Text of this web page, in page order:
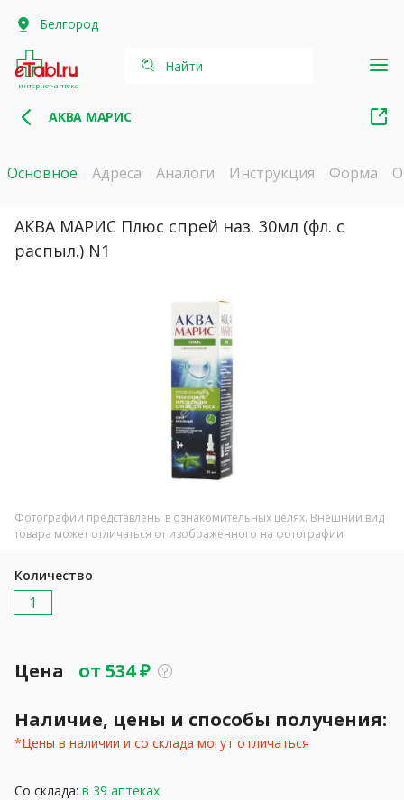
Белгород
интернет-аптека
Найти
АКВА МАРИС
Основное Адреса Аналоги Инструкция Форма
АКВА МАРИС Плюс спрей наз. 30мл (фл. с
распыл.) N1
Фотографии представлены в ознакомительных целях. Внешний вид
товара может отличаться от изображенного на фотографии
Количество
1
Цена от 534₽
Наличие, цены и способы получения:
*Цены в наличии и со склада могут отличаться
Со склада: в 39 аптеках